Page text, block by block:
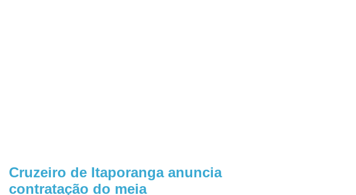
Cruzeiro de Itaporanga anuncia
contratação do meia